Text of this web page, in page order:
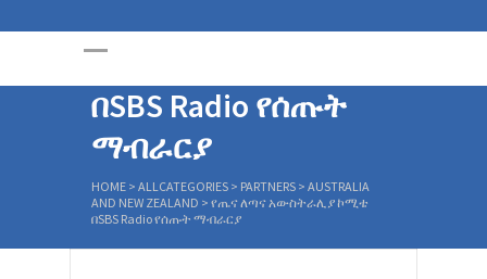
የጤና ለጣና
አውስትራሊያ ኮሚቴ
በSBS Radio የሰጡት
ማብራርያ
HOME > ALLCATEGORIES > PARTNERS > AUSTRALIA
AND NEW ZEALAND > የጤና ለጣና አውስትራሊያ ኮሚቴ
በSBS Radio የሰጡት ማብራርያ